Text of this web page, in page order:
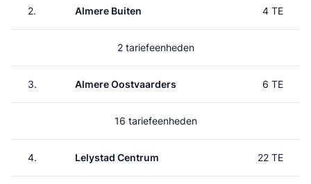
2. Almere Buiten 4 TE
2 tariefeenheden
3. Almere Oostvaarders 6 TE
16 tariefeenheden
4. Lelystad Centrum 22 TE